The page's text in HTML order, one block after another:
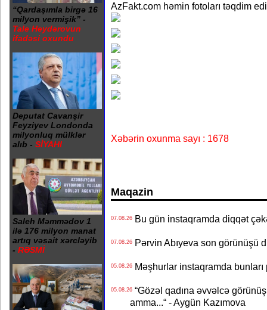
“Qardaşımla birgə 16
milyon vermişik” -
Tale Heydərovun
ifadəsi oxundu
Deputat Cavanşir
Feyziyev Londonda
milyonluq mülklər
alıb - SİYAHI
Saleh Məmmədov 1
ilə 176 milyon manat
artıq vəsait xərcləyib
- RƏSMİ
AzFakt.com həmin fotoları təqdim
Xəbərin oxunma sayı : 1678
Maqazin
07.08.26Bu gün instaqramda diqqət
07.08.26Pərvin Abıyeva son görünüşü
05.08.26Məşhurlar instaqramda bunları
05.08.26“Gözəl qadına əvvəlcə
amma...“ - Aygün Kazımova